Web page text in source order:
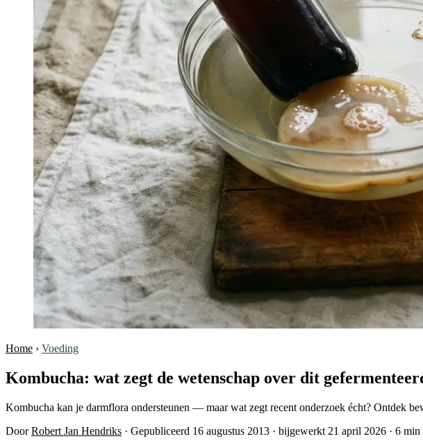
Home › Voeding
Kombucha: wat zegt de wetenschap over dit
Kombucha kan je darmflora ondersteunen — maar wat zegt recent onderzoek écht? Ontdek
DoorRobert Jan Hendriks · Gepubliceerd 16 augustus 2013 · bijgewerkt 21 april 2026 · 6 min